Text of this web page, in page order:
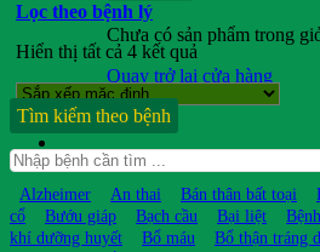
Chưa có sản phẩm trong
Quay trở lại cửa hàng
Hỏi b.sĩ
Lọc theo bệnh lý
Hiển thị tất cả 4 kết quả
Tìm kiếm theo bệnh
Alzheimer An thai Bán thân bất toại
cổ
Bướu giáp Bạch cầu Bại liệt
khí dưỡng huyết
Bổ máu Bổ thận tráng